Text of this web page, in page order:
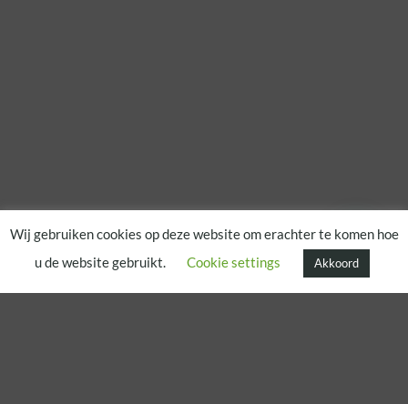
Wij gebruiken cookies op deze website om erachter te komen hoe
u de website gebruikt.
Cookie settings Akkoord